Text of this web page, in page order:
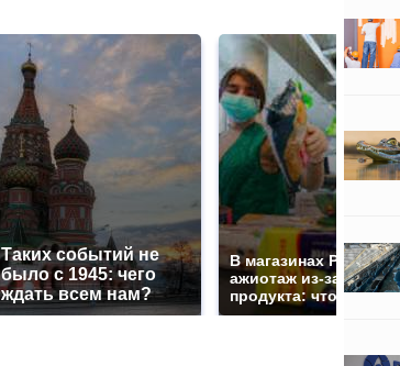
Таких событий не
было с 1945: чего
ждать всем нам?
В магазинах России
ажиотаж из-за этого
продукта: что